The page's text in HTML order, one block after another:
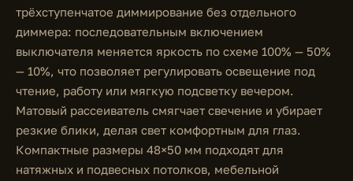
трёхступенчатое диммирование без отдельного
диммера: последовательным включением
выключателя меняется яркость по схеме 100% — 50%
— 10%, что позволяет регулировать освещение под
чтение, работу или мягкую подсветку вечером.
Матовый рассеиватель смягчает свечение и убирает
резкие блики, делая свет комфортным для глаз.
Компактные размеры 48×50 мм подходят для
натяжных и подвесных потолков, мебельной